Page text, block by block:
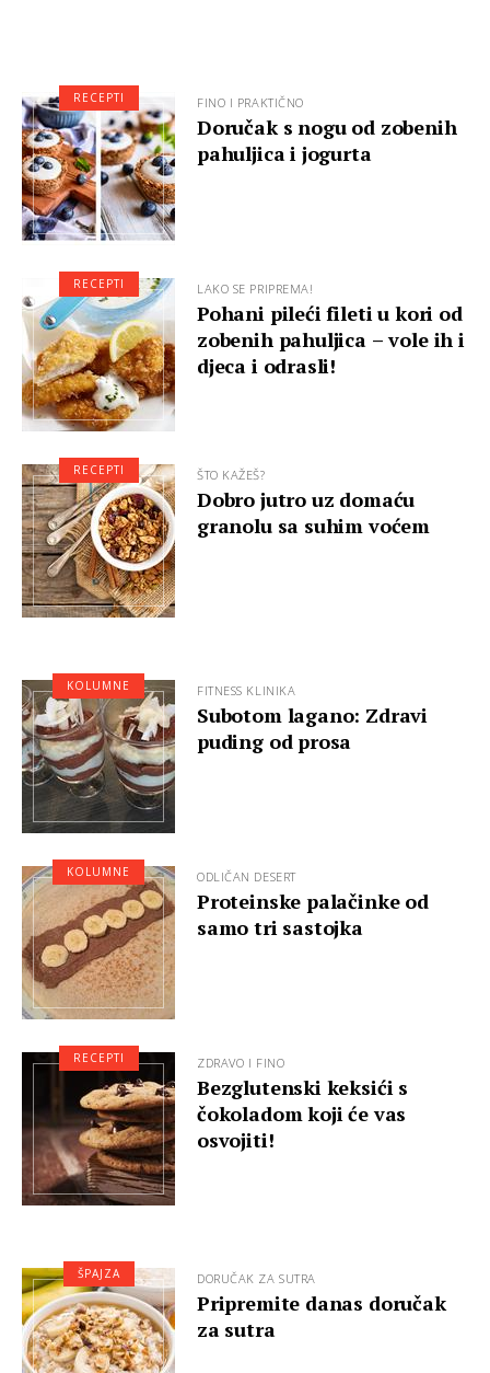
FINO I PRAKTIČNO
Doručak s nogu od zobenih
pahuljica i jogurta
RECEPTI
LAKO SE PRIPREMA!
Pohani pileći fileti u kori od
zobenih pahuljica – vole ih i
djeca i odrasli!
RECEPTI
ŠTO KAŽEŠ?
Dobro jutro uz domaću
granolu sa suhim voćem
RECEPTI
FITNESS KLINIKA
Subotom lagano: Zdravi
puding od prosa
KOLUMNE
ODLIČAN DESERT
Proteinske palačinke od
samo tri sastojka
KOLUMNE
ZDRAVO I FINO
Bezglutenski keksići s
čokoladom koji će vas
osvojiti!
RECEPTI
DORUČAK ZA SUTRA
Pripremite danas doručak
za sutra
ŠPAJZA